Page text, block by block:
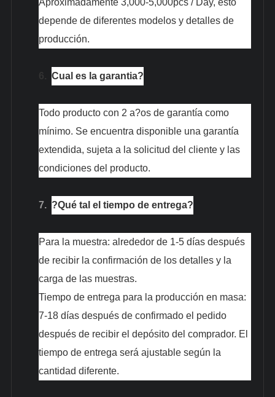
Aproximadamente 3,000-5,000pcs / Day, esto
depende de diferentes modelos y detalles de
producción.
Cual es la garantia?
Todo producto con 2 a?os de garantía como
mínimo. Se encuentra disponible una garantía
extendida, sujeta a la solicitud del cliente y las
condiciones del producto.
7. ?Qué tal el tiempo de entrega?
Para la muestra: alrededor de 1-5 días después
de recibir la confirmación de los detalles y la
carga de las muestras.
Tiempo de entrega para la producción en masa:
7-18 días después de confirmado el pedido
después de recibir el depósito del comprador. El
tiempo de entrega será ajustable según la
cantidad diferente.